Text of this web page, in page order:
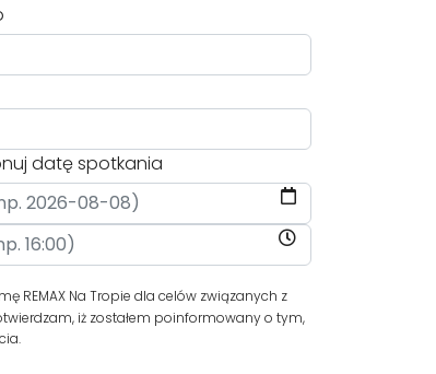
datę spotkania
REMAX Na Tropie dla celów związanych z
iż zostałem poinformowany o tym,